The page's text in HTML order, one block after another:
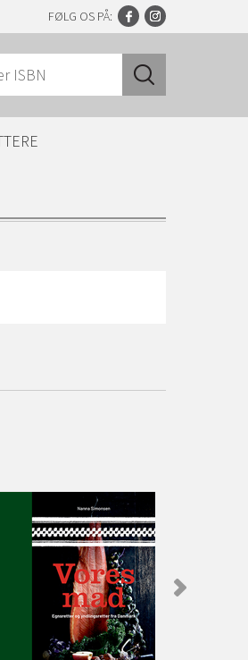
FØLG OS PÅ: